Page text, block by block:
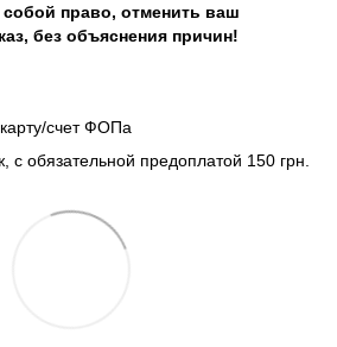
право, отменить ваш
без объяснения причин!
счет ФОПа
обязательной предоплатой 150 грн.